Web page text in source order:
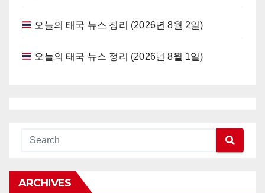
오늘의 태국 뉴스 정리 (2026년 8월 2일)
오늘의 태국 뉴스 정리 (2026년 8월 1일)
ARCHIVES